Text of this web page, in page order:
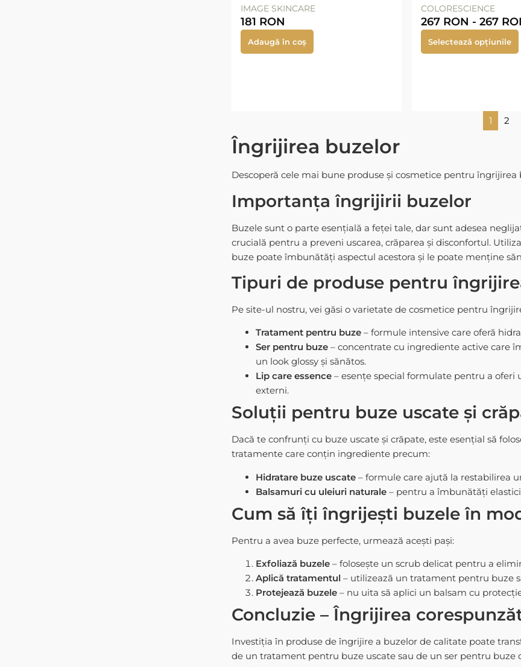
IMAGE SKINCARE
181 RON
Adaugă în coș
COLORESCIENCE
267 RON -267
Selectează opțiunile
1 2
Îngrijirea buzelor
Descoperă cele mai bune produse și cosmetice pentru
Importanța îngrijirii buzelor
Buzele sunt o parte esențială a feței tale, dar sunt adesea
crucială pentru a preveni uscarea, crăparea și disconfortul.
buze poate îmbunătăți aspectul acestora și le poate menține
Tipuri de produse pentru
Pe site-ul nostru, vei găsi o varietate de cosmetice pentru
Tratament pentru buze – formule intensive care oferă
Ser pentru buze – concentrate cu ingrediente active care
un look glossy și sănătos.
Lip care essence – esențe special formulate pentru a
externi.
Soluții pentru buze uscate și
Dacă te confrunți cu buze uscate și crăpate, este esențial să
tratamente care conțin ingrediente precum:
Hidratare buze uscate – formule care ajută la restabilirea
Balsamuri cu uleiuri naturale – pentru a îmbunătăți
Cum să îți îngrijești buzele în
Pentru a avea buze perfecte, urmează acești pași:
Exfoliază buzele – folosește un scrub delicat pentru a
Aplică tratamentul – utilizează un tratament pentru buze
Protejează buzele – nu uita să aplici un balsam cu
Concluzie – Îngrijirea
Investiția în produse de îngrijire a buzelor de calitate poate
de un tratament pentru buze uscate sau de un ser pentru buze